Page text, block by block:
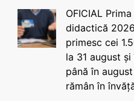
OFICIAL
didactică
primesc cei
la 31 august
până în
rămân în